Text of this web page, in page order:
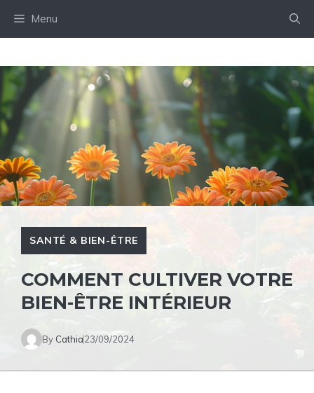
Menu
SANTÉ & BIEN-ÊTRE
COMMENT CULTIVER VOTRE
BIEN-ÊTRE INTÉRIEUR
By Cathia23/09/2024